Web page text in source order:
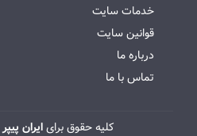
خدمات سایت
قوانین سایت
درباره ما
تماس با ما
کلیه حقوق برایایران پیپر